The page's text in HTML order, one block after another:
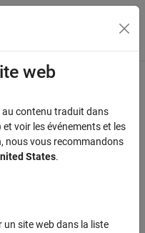
du menu
information?
web
au contenu traduit dans
voir les événements et les
nous vous recommandons
States.
un site web dans la liste